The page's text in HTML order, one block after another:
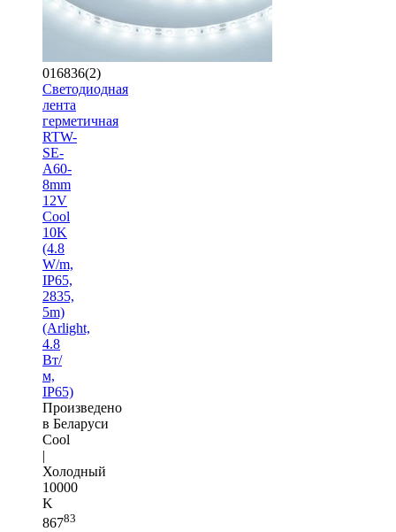
016836(2)
Светодиодная
лента
герметичная
RTW-
SE-
A60-
8mm
12V
Cool
10K
(4.8
W/m,
IP65,
2835,
5m)
(Arlight,
4.8
Вт/
м,
IP65)
Произведено
в Беларуси
Cool
|
Холодный
10000
K
86783